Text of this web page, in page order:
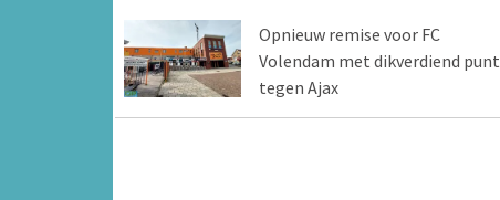
Opnieuw remise voor FC
Volendam met dikverdiend punt
tegen Ajax